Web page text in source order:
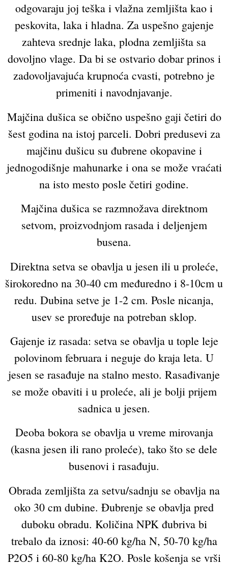
odgovaraju joj teška i vlažna zemljišta kao i
peskovita, laka i hladna. Za uspešno gajenje
zahteva srednje laka, plodna zemljišta sa
dovoljno vlage. Da bi se ostvario dobar prinos i
zadovoljavajuća krupnoća cvasti, potrebno je
primeniti i navodnjavanje.
Majčina dušica se obično uspešno gaji četiri do
šest godina na istoj parceli. Dobri predusevi za
majčinu dušicu su đubrene okopavine i
jednogodišnje mahunarke i ona se može vraćati
na isto mesto posle četiri godine.
Majčina dušica se razmnožava direktnom
setvom, proizvodnjom rasada i deljenjem
busena.
Direktna setva se obavlja u jesen ili u proleće,
širokoredno na 30-40 cm međuredno i 8-10cm u
redu. Dubina setve je 1-2 cm. Posle nicanja,
usev se proređuje na potreban sklop.
Gajenje iz rasada: setva se obavlja u tople leje
polovinom februara i neguje do kraja leta. U
jesen se rasađuje na stalno mesto. Rasađivanje
se može obaviti i u proleće, ali je bolji prijem
sadnica u jesen.
Deoba bokora se obavlja u vreme mirovanja
(kasna jesen ili rano proleće), tako što se dele
busenovi i rasađuju.
Obrada zemljišta za setvu/sadnju se obavlja na
oko 30 cm dubine. Đubrenje se obavlja pred
duboku obradu. Količina NPK đubriva bi
trebalo da iznosi: 40-60 kg/ha N, 50-70 kg/ha
P2O5 i 60-80 kg/ha K2O. Posle košenja se vrši